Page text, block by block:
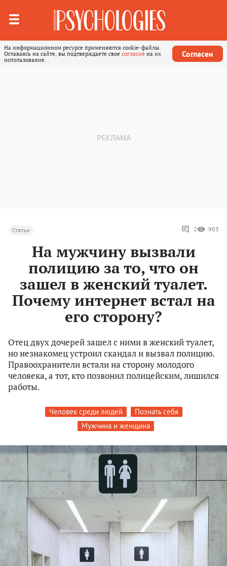
На информационном ресурсе применяются cookie-файлы.
Оставаясь на сайте, вы подтверждаете свое согласие на их
использование.
Согласен
Статьи 2 903
На мужчину вызвали
полицию за то, что он
зашел в женский туалет.
Почему интернет встал на
его сторону?
Отец двух дочерей зашел с ними в женский туалет,
но незнакомец устроил скандал и вызвал полицию.
Правоохранители встали на сторону молодого
человека, а тот, кто позвонил полицейским, лишился
работы.
Человек среди людей
Познать себя
Мужчина и женщина